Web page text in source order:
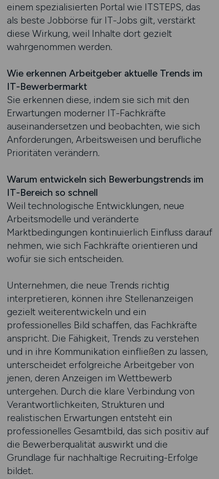
einem spezialisierten Portal wie ITSTEPS, das
als beste Jobbörse für IT-Jobs gilt, verstärkt
diese Wirkung, weil Inhalte dort gezielt
wahrgenommen werden.
Wie erkennen Arbeitgeber aktuelle Trends im
IT-Bewerbermarkt
Sie erkennen diese, indem sie sich mit den
Erwartungen moderner IT-Fachkräfte
auseinandersetzen und beobachten, wie sich
Anforderungen, Arbeitsweisen und berufliche
Prioritäten verändern.
Warum entwickeln sich Bewerbungstrends im
IT-Bereich so schnell
Weil technologische Entwicklungen, neue
Arbeitsmodelle und veränderte
Marktbedingungen kontinuierlich Einfluss darauf
nehmen, wie sich Fachkräfte orientieren und
wofür sie sich entscheiden.
Unternehmen, die neue Trends richtig
interpretieren, können ihre Stellenanzeigen
gezielt weiterentwickeln und ein
professionelles Bild schaffen, das Fachkräfte
anspricht. Die Fähigkeit, Trends zu verstehen
und in ihre Kommunikation einfließen zu lassen,
unterscheidet erfolgreiche Arbeitgeber von
jenen, deren Anzeigen im Wettbewerb
untergehen. Durch die klare Verbindung von
Verantwortlichkeiten, Strukturen und
realistischen Erwartungen entsteht ein
professionelles Gesamtbild, das sich positiv auf
die Bewerberqualität auswirkt und die
Grundlage für nachhaltige Recruiting-Erfolge
bildet.